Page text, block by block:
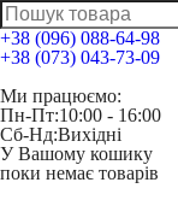
+38 (096) 088-64-98
+38 (073) 043-73-09
Ми працюємо:
Пн-Пт:10:00 - 16:00
Сб-Нд:Вихідні
У Вашому кошику
поки немає товарів